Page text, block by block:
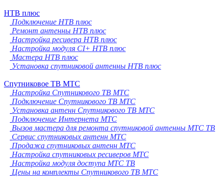
НТВ плюс
Подключение НТВ плюс
Ремонт антенны НТВ плюс
Настройка ресивера НТВ плюс
Настройка модуля CI+ НТВ плюс
Мастера НТВ плюс
Установка спутниковой антенны НТВ плюс
Спутниковое ТВ МТС
Настройка Спутникового ТВ МТС
Подключение Спутникового ТВ МТС
Установка антенн Спутникового ТВ МТС
Подключение Интернета МТС
Вызов мастера для ремонта спутниковой антенны МТС ТВ
Сервис спутниковых антенн МТС
Продажа спутниковых антенн МТС
Настройка спутниковых ресиверов МТС
Настройка модуля доступа МТС ТВ
Цены на комплекты Спутникового ТВ МТС